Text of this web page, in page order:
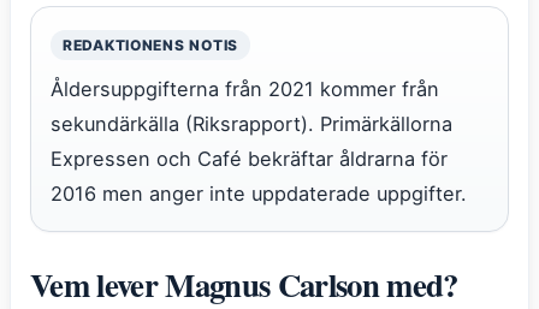
REDAKTIONENS NOTIS
Åldersuppgifterna från 2021 kommer från
sekundärkälla (Riksrapport). Primärkällorna
Expressen och Café bekräftar åldrarna för
2016 men anger inte uppdaterade uppgifter.
Vem lever Magnus Carlson med?